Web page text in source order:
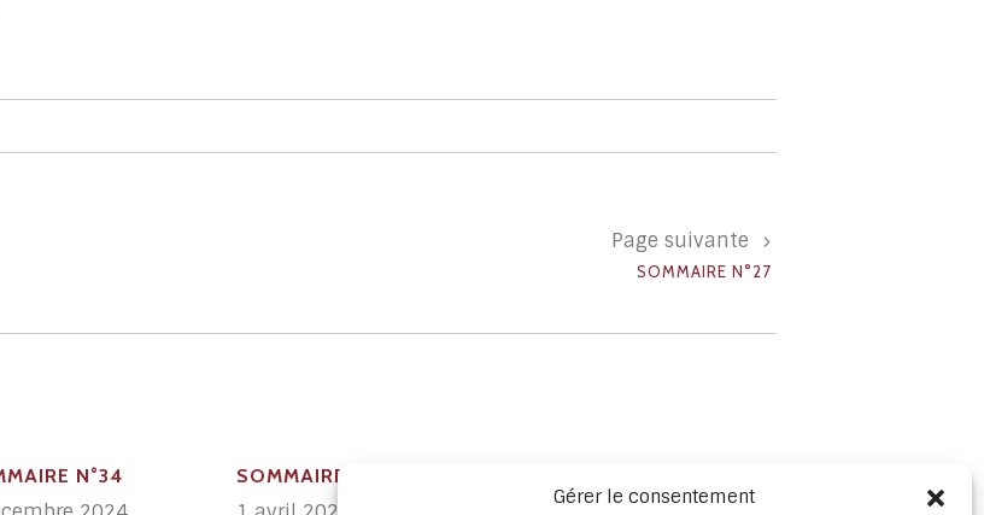
Gérer le consentement
Page suivante
SOMMAIRE N°27
N°34 SOMMAIRE N°33